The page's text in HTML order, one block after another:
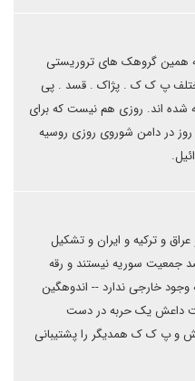
همین گروهک های تروریستی
پ ک ک . پژاک . قسد . پی
شده اند. روزی هم نیست که برای
در دامن شوروی روزی روسیه
و ترکیه و ایران و تشکیل
دوم ، مرثیه ندارد کردها ۲۵درصد جمعیت سوریه نیستند و رقه
خارجی ندارد -- اندوهگین
داعش یک حربه در دست
و پ ک ک همدیگر را پشتیبانی